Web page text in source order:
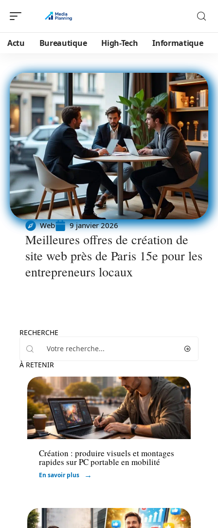
Actu Bureautique High-Tech Informatique
Web 9 janvier 2026
Meilleures offres de création de
site web près de Paris 15e pour les
entrepreneurs locaux
RECHERCHE
À RETENIR
Web
Création : produire visuels et montages
rapides sur PC portable en mobilité
En savoir plus